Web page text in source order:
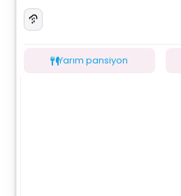
Yarım pansiyon